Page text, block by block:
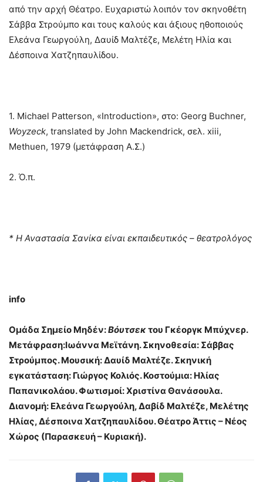
από την αρχή Θέατρο. Ευχαριστώ λοιπόν τον σκηνοθέτη
Σάββα Στρούμπο και τους καλούς και άξιους ηθοποιούς
Ελεάνα Γεωργούλη, Δαυίδ Μαλτέζε, Μελέτη Ηλία και
Δέσποινα Χατζηπαυλίδου.
1. Michael Patterson, «Introduction», στο: Georg Buchner,
Woyzeck, translated by John Mackendrick, σελ. xiii,
Methuen, 1979 (μετάφραση Α.Σ.)
2. Ό.π.
* Η Αναστασία Σανίκα είναι εκπαιδευτικός – θεατρολόγος
info
Ομάδα Σημείο Μηδέν:Βόυτσεκτου Γκέοργκ Μπύχνερ.
Μετάφραση:Ιωάννα Μεϊτάνη. Σκηνοθεσία: Σάββας
Στρούμπος. Μουσική: Δαυίδ Μαλτέζε. Σκηνική
εγκατάσταση: Γιώργος Κολιός. Κοστούμια: Ηλίας
Παπανικολάου. Φωτισμοί: Χριστίνα Θανάσουλα.
Διανομή: Ελεάνα Γεωργούλη, Δαβίδ Μαλτέζε, Μελέτης
Ηλίας, Δέσποινα Χατζηπαυλίδου.Θέατρο Άττις – Νέος
Χώρος (Παρασκευή – Κυριακή).